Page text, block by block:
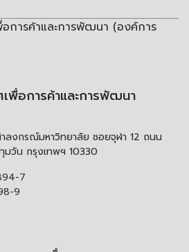
อการค้าและการพัฒนา (องค์การ
เพื่อการค้าและการพัฒนา
งกรณ์มหาวิทยาลัย ซอยจุฬา 12 ถนน
มวัน กรุงเทพฯ 10330
7
9